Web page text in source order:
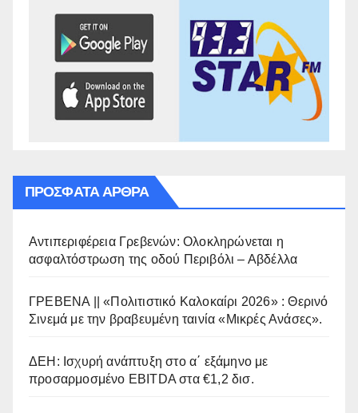
ΠΡΌΣΦΑΤΑ ΆΡΘΡΑ
Αντιπεριφέρεια Γρεβενών: Ολοκληρώνεται η
ασφαλτόστρωση της οδού Περιβόλι – Αβδέλλα
ΓΡΕΒΕΝΑ || «Πολιτιστικό Καλοκαίρι 2026» : Θερινό
Σινεμά με την βραβευμένη ταινία «Μικρές Ανάσες».
ΔΕΗ: Ισχυρή ανάπτυξη στο α΄ εξάμηνο με
προσαρμοσμένο EBITDA στα €1,2 δισ.